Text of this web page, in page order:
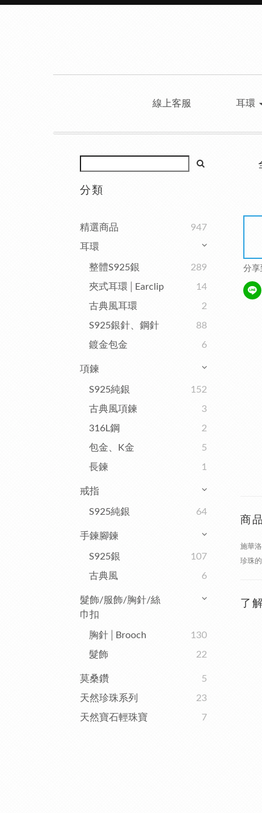
線上客服 耳環
分類
精選商品
947
耳環
整體S925銀
289
夾式耳環│Earclip
14
古典風耳環
2
S925銀針、鋼針
88
鍍金包金
6
項鍊
S925純銀
152
古典風項鍊
3
316L鋼
2
包金、K金
5
長鍊
1
戒指
S925純銀 64
手鍊腳鍊
S925銀
107
古典風
6
髮飾/服飾/胸針/絲
巾扣
胸針│Brooch
130
髮飾
22
莫桑鑽
5
天然珍珠系列
23
天然寶石輕珠寶
7
分享
商
施華
珍珠
了